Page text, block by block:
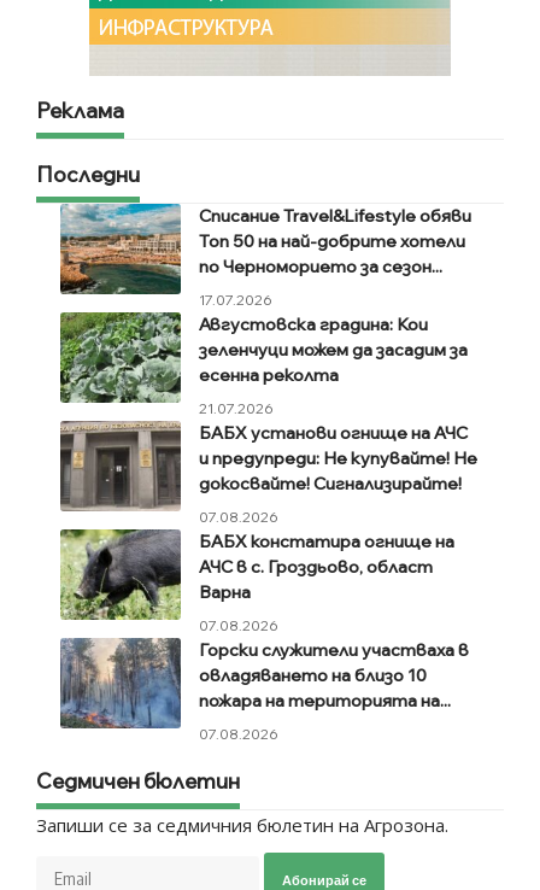
Реклама
Последни
Списание Travel&Lifestyle обяви
Топ 50 на най-добрите хотели
по Черноморието за сезон...
17.07.2026
Августовска градина: Кои
зеленчуци можем да засадим за
есенна реколта
21.07.2026
БАБХ установи огнище на АЧС
и предупреди: Не купувайте! Не
докосвайте! Сигнализирайте!
07.08.2026
БАБХ констатира огнище на
АЧС в с. Гроздьово, област
Варна
07.08.2026
Горски служители участваха в
овладяването на близо 10
пожара на територията на...
07.08.2026
Седмичен бюлетин
Запиши се за седмичния бюлетин на Агрозона.
Абонирай се